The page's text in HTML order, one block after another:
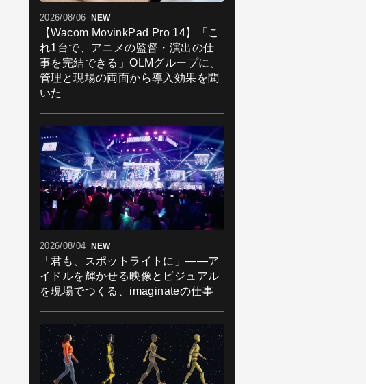
2026/08/06 NEW
【Wacom MovinkPad Pro 14】「こ
れ1台で、アニメの監督・演出の仕
事を完結できる」OLMグループに、
管理と現場の両面から導入効果を聞
いた
2026/08/04 NEW
「君も、スポットライトに」――ア
イドルを輝かせる映像とビジュアル
を現場でつくる、imaginateの仕事